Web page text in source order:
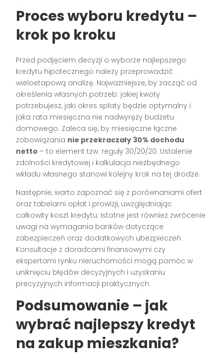
Proces wyboru kredytu –
krok po kroku
Przed podjęciem decyzji o wyborze najlepszego
kredytu hipotecznego należy przeprowadzić
wieloetapową analizę. Najważniejsze, by zacząć od
określenia własnych potrzeb: jakiej kwoty
potrzebujesz, jaki okres spłaty będzie optymalny i
jaka rata miesięczna nie nadwyręży budżetu
domowego. Zaleca się, by miesięczne łączne
zobowiązania nie przekraczały 30% dochodu
netto – to element tzw. reguły 30/20/20. Ustalenie
zdolności kredytowej i kalkulacja niezbędnego
wkładu własnego stanowi kolejny krok na tej drodze.
Następnie, warto zapoznać się z porównaniami ofert
oraz tabelami opłat i prowizji, uwzględniając
całkowity koszt kredytu. Istotne jest również zwrócenie
uwagi na wymagania banków dotyczące
zabezpieczeń oraz dodatkowych ubezpieczeń.
Konsultacje z doradcami finansowymi czy
ekspertami rynku nieruchomości mogą pomóc w
uniknięciu błędów decyzyjnych i uzyskaniu
precyzyjnych informacji praktycznych.
Podsumowanie – jak
wybrać najlepszy kredyt
na zakup mieszkania?